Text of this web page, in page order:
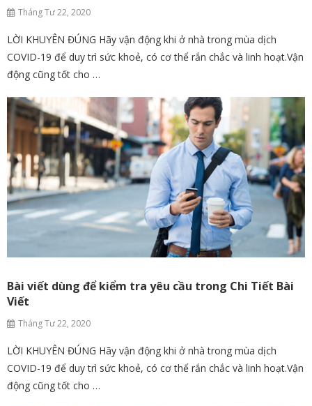
Tháng Tư 22, 2020
LỜI KHUYÊN ĐÚNG Hãy vận động khi ở nhà trong mùa dịch
COVID-19 để duy trì sức khoẻ, có cơ thể rắn chắc và linh hoạt.Vận
động cũng tốt cho …
Bài viết dùng để kiểm tra yêu cầu trong Chi Tiết Bài
Viết
Tháng Tư 22, 2020
LỜI KHUYÊN ĐÚNG Hãy vận động khi ở nhà trong mùa dịch
COVID-19 để duy trì sức khoẻ, có cơ thể rắn chắc và linh hoạt.Vận
động cũng tốt cho …